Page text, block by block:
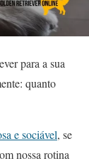
para a sua
quanto
e sociável, se
nossa rotina